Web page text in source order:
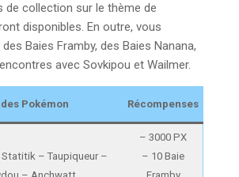
de collection sur le thème de
disponibles. En outre, vous
Baies Framby, des Baies Nanana,
avec Sovkipou et Wailmer.
Pokémon Récompenses
– Taupiqueur –
– 3000 PX
– 10 Baie